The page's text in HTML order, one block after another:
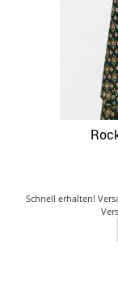
Schnell erhalten!